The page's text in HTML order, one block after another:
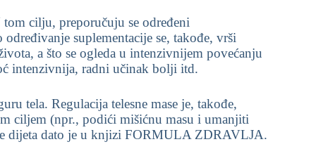
cilju, preporučuju se određeni
suplementacije se, takođe, vrši
a što se ogleda u intenzivnijem povećanju
intenzivnija, radni učinak bolji itd.
tela. Regulacija telesne mase je, takođe,
ciljem (npr., podići mišićnu masu i umanjiti
dijeta dato je u knjizi FORMULA ZDRAVLJA.